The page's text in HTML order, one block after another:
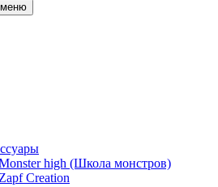
high (Школа монстров)
Creation